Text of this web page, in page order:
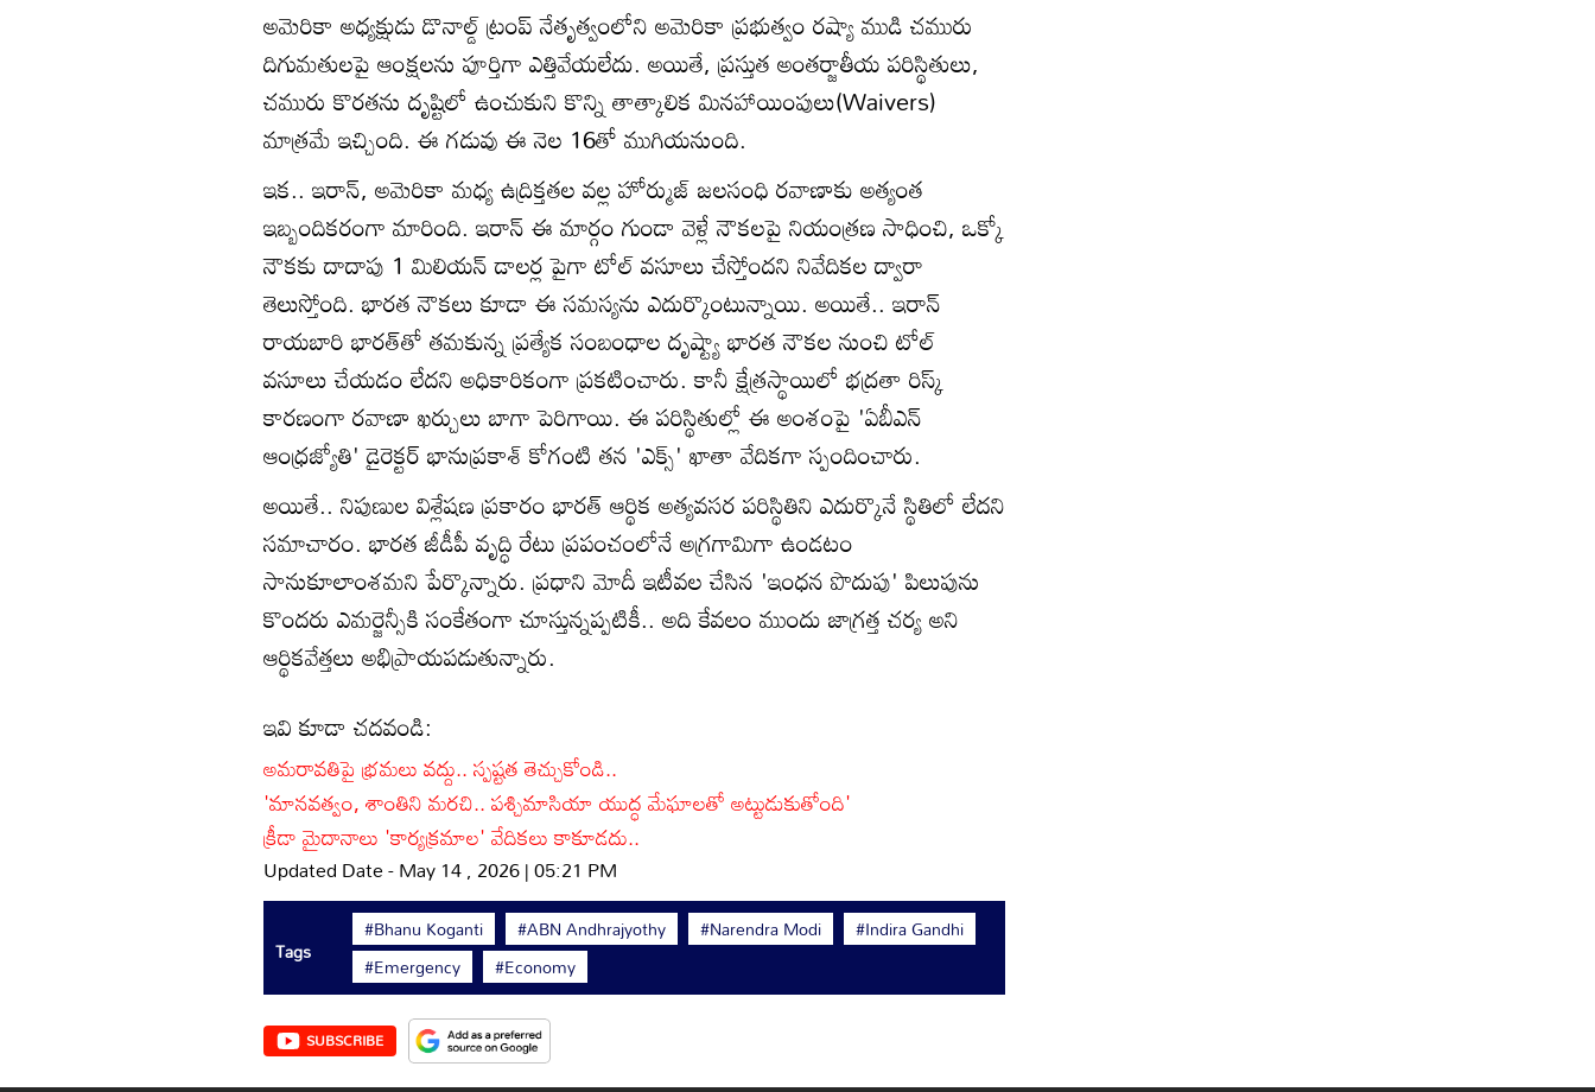
అమెరికా అధ్యక్షుడు డొనాల్డ్ ట్రంప్ నేత‌ృత్వంలోని అమెరికా ప్రభుత్వం రష్యా ముడి చమురు
దిగుమతులపై ఆంక్షలను పూర్తిగా ఎత్తివేయలేదు. అయితే, ప్రస్తుత అంతర్జాతీయ పరిస్థితులు,
చమురు కొరతను దృష్టిలో ఉంచుకుని కొన్ని తాత్కాలిక మినహాయింపులు(Waivers)
మాత్రమే ఇచ్చింది. ఈ గడువు ఈ నెల 16తో ముగియనుంది.
ఇక.. ఇరాన్, అమెరికా మధ్య ఉద్రిక్తతల వల్ల హోర్ముజ్ జలసంధి రవాణాకు అత్యంత
ఇబ్బందికరంగా మారింది. ఇరాన్ ఈ మార్గం గుండా వెళ్లే నౌకలపై నియంత్రణ సాధించి, ఒక్కో
నౌకకు దాదాపు 1 మిలియన్ డాలర్ల పైగా టోల్ వసూలు చేస్తోందని నివేదికల ద్వారా
తెలుస్తోంది. భారత నౌకలు కూడా ఈ సమస్యను ఎదుర్కొంటున్నాయి. అయితే.. ఇరాన్
రాయబారి భారత్‌తో తమకున్న ప్రత్యేక సంబంధాల దృష్ట్యా భారత నౌకల నుంచి టోల్
వసూలు చేయడం లేదని అధికారికంగా ప్రకటించారు. కానీ క్షేత్రస్థాయిలో భద్రతా రిస్క్
కారణంగా రవాణా ఖర్చులు బాగా పెరిగాయి. ఈ పరిస్థితుల్లో ఈ అంశంపై 'ఏబీఎన్
ఆంధ్రజ్యోతి' డైరెక్టర్ భానుప్రకాశ్ కోగంటి తన 'ఎక్స్' ఖాతా వేదికగా స్పందించారు.
అయితే.. నిపుణుల విశ్లేషణ ప్రకారం భారత్ ఆర్థిక అత్యవసర పరిస్థితిని ఎదుర్కొనే స్థితిలో లేదని
సమాచారం. భారత జీడీపీ వృద్ధి రేటు ప్రపంచంలోనే అగ్రగామిగా ఉండటం
సానుకూలాంశమని పేర్కొన్నారు. ప్రధాని మోదీ ఇటీవల చేసిన 'ఇంధన పొదుపు' పిలుపును
కొందరు ఎమర్జెన్సీకి సంకేతంగా చూస్తున్నప్పటికీ.. అది కేవలం ముందు జాగ్రత్త చర్య అని
ఆర్థికవేత్తలు అభిప్రాయపడుతున్నారు.
ఇవి కూడా చదవండి:
అమరావతిపై భ్రమలు వద్దు.. స్పష్టత తెచ్చుకోండి..
'మానవత్వం, శాంతిని మరచి.. పశ్చిమాసియా యుద్ధ మేఘాలతో అట్టుడుకుతోంది'
క్రీడా మైదానాలు 'కార్యక్రమాల' వేదికలు కాకూడదు..
Updated Date - May 14 , 2026 | 05:21 PM
Tags
#Bhanu Koganti #ABN Andhrajyothy #Narendra Modi
#Indira Gandhi
#Emergency
#Economy
SUBSCRIBE